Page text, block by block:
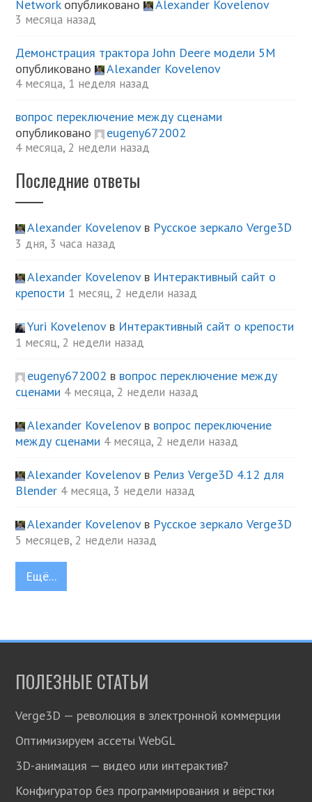
Networkопубликовано Alexander Kovelenov
3 месяца назад
Демонстрация трактора John Deere модели 5М
опубликовано
Alexander Kovelenov
4 месяца, 1 неделя назад
вопрос переключение между сценами
опубликовано
eugeny672002
4 месяца, 2 недели назад
Последние ответы
Alexander Kovelenovв Русское зеркало Verge3D
3 дня, 3 часа назад
Alexander Kovelenovв Интерактивный сайт о
крепости 1 месяц, 2 недели назад
Yuri Kovelenovв Интерактивный сайт о крепости
1 месяц, 2 недели назад
eugeny672002 в вопрос переключение между
сценами 4 месяца, 2 недели назад
Alexander Kovelenovв вопрос переключение
между сценами 4 месяца, 2 недели назад
Alexander Kovelenovв Релиз Verge3D 4.12 для
Blender 4 месяца, 3 недели назад
Alexander Kovelenovв Русское зеркало Verge3D
5 месяцев, 2 недели назад
Ещё...
ПОЛЕЗНЫЕ СТАТЬИ
Verge3D — революция в электронной коммерции
Оптимизируем ассеты WebGL
3D-анимация — видео или интерактив?
Конфигуратор без программирования и вёрстки